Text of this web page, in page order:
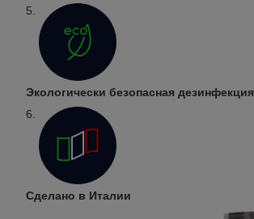
Экологически безопасная дезинфекция
Сделано в Италии